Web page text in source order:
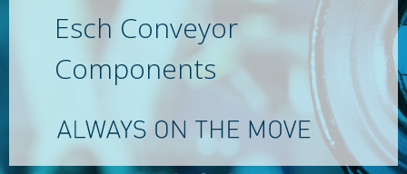
Esch Conveyor
Components